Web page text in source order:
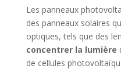
Les panneaux
des panneaux solaires
optiques, tels que des
concentrer la lumière
de cellules